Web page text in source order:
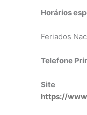
Horários
Feriados
Telefone
Site
https://